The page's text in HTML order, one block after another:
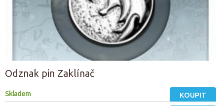
Odznak pin Zaklínač
Skladem KOUPIT